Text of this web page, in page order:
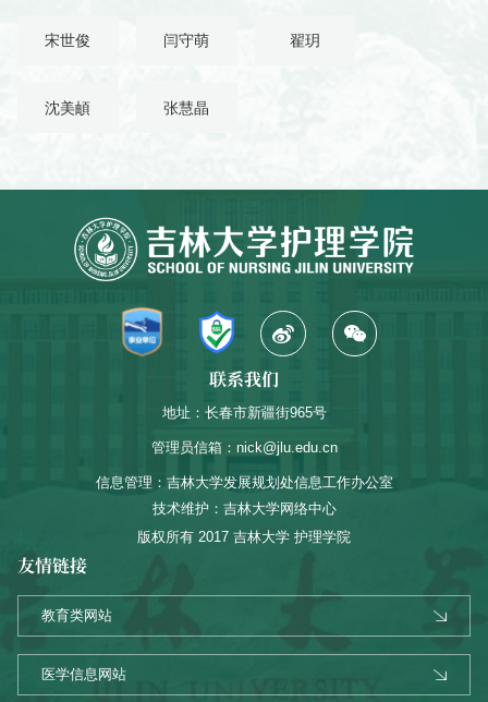
宋世俊 闫守萌 翟玥
沈美頔 张慧晶
联系我们
地址：长春市新疆街965号
管理员信箱：nick@jlu.edu.cn
信息管理：吉林大学发展规划处信息工作办公室
技术维护：吉林大学网络中心
版权所有 2017 吉林大学 护理学院
友情链接
教育类网站
医学信息网站